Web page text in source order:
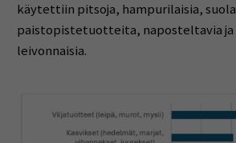
käytettiin pitsoja, hampurilaisia,
paistopistetuotteita, naposteltavia ja
leivonnaisia.